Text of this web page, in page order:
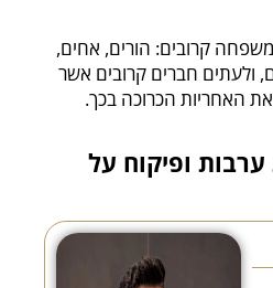
קרובים: הורים, אחים,
ולעתים חברים קרובים אשר
האחריות הכרוכה בכך.
ופיקוח על